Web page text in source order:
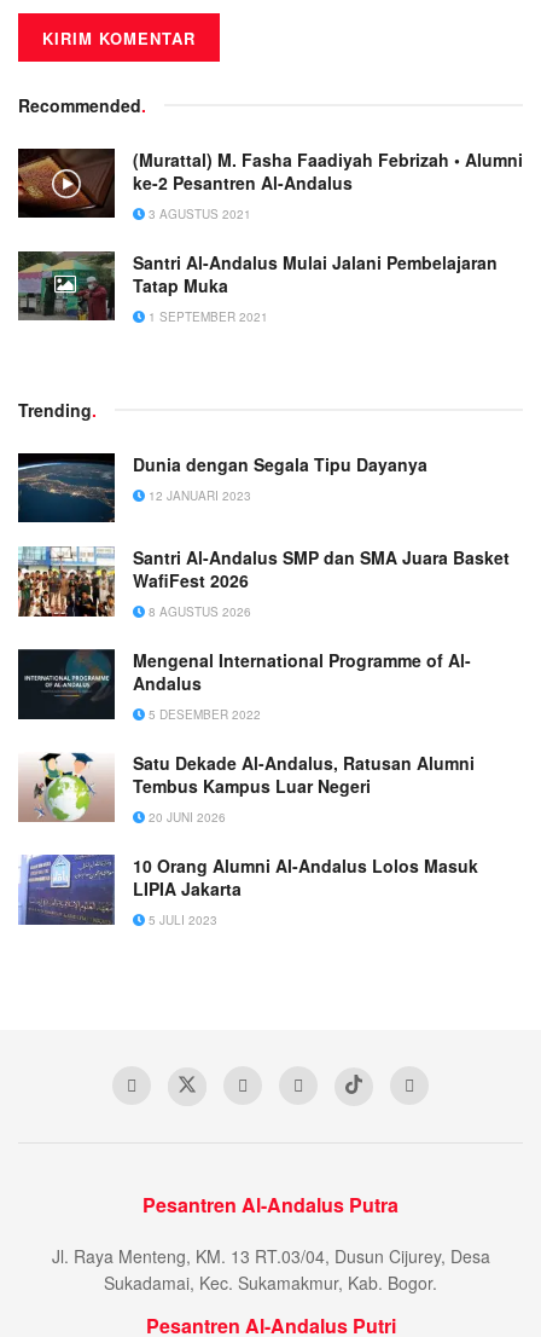
Recommended.
(Murattal) M. Fasha Faadiyah Febrizah • Alumni
ke-2 Pesantren Al-Andalus
3 AGUSTUS 2021
Santri Al-Andalus Mulai Jalani Pembelajaran
Tatap Muka
1 SEPTEMBER 2021
Trending.
Dunia dengan Segala Tipu Dayanya
12 JANUARI 2023
Santri Al-Andalus SMP dan SMA Juara Basket
WafiFest 2026
8 AGUSTUS 2026
Mengenal International Programme of Al-
Andalus
5 DESEMBER 2022
Satu Dekade Al-Andalus, Ratusan Alumni
Tembus Kampus Luar Negeri
20 JUNI 2026
10 Orang Alumni Al-Andalus Lolos Masuk
LIPIA Jakarta
5 JULI 2023
Pesantren Al-Andalus Putra
Jl. Raya Menteng, KM. 13 RT.03/04, Dusun Cijurey, Desa
Sukadamai, Kec. Sukamakmur, Kab. Bogor.
Pesantren Al-Andalus Putri